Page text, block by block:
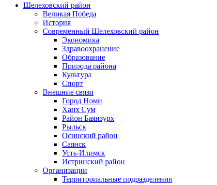
Шелеховский район
Великая Победа
История
Современный Шелеховский район
Экономика
Здравоохранение
Образование
Природа района
Культура
Спорт
Внешние связи
Город Номи
Ханх Сум
Район Баянзурх
Рыльск
Осинский район
Саянск
Усть-Илимск
Истринский район
Организации
Территориальные подразделения